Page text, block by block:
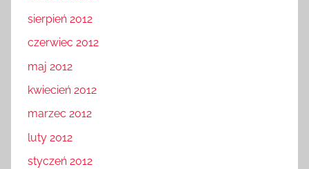
sierpień 2012
czerwiec 2012
maj 2012
kwiecień 2012
marzec 2012
luty 2012
styczeń 2012